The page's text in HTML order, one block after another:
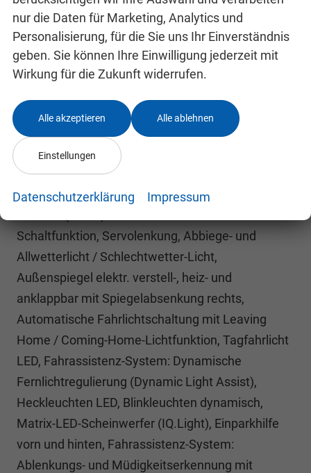
Ablagefach und USB-Anschlüsse (2) hinten,
Rücksitzbank ungeteilt, verschiebbar, Lehne
geteilt klappbar, Sitze: Sport-Komfortsitze vorn,
Sitzheizung vorn, Zentralverriegelung,
Assist, Fahrassistenz-System: Autom.
Distanzregelung (ACC inkl. Stop&Go-Funktion und
Geschw.-Begrenzer), Fahrassistenz-System:
Berganfahr-Assistent, Fahrassistenz-System:
Verkehrszeichenerkennung, Notrufsystem,
Schaltfunktion, Servolenkung, Abbiege- und
Allwetterlicht / Schlechtwetter-Licht,
Außenspiegel elektr. verstell-, heiz- und
anklappbar mit Spiegelabsenkung rechts,
Automatische Fahrlichtschaltung mit Leaving
Home / Coming-Home-Lichtfunktion, Tagfahrlicht
LED, Fahrassistenz-System: Dynamische
Fernlichtregulierung (Dynamic Light Assist),
Heckleuchten LED, Blinkleuchten dynamisch,
Matrix-LED-Scheinwerfer (IQ.Light), Einparkhilfe
vorn und hinten, Fahrassistenz-System:
Ablenkungs- und Müdigkeitserkennung mit
nur die Daten für Marketing, Analytics und
Personalisierung, für die Sie uns Ihr Einverständnis
geben. Sie können Ihre Einwilligung jederzeit mit
Wirkung für die Zukunft widerrufen.
Alle akzeptieren Alle ablehnen
Einstellungen
Datenschutzerklärung Impressum